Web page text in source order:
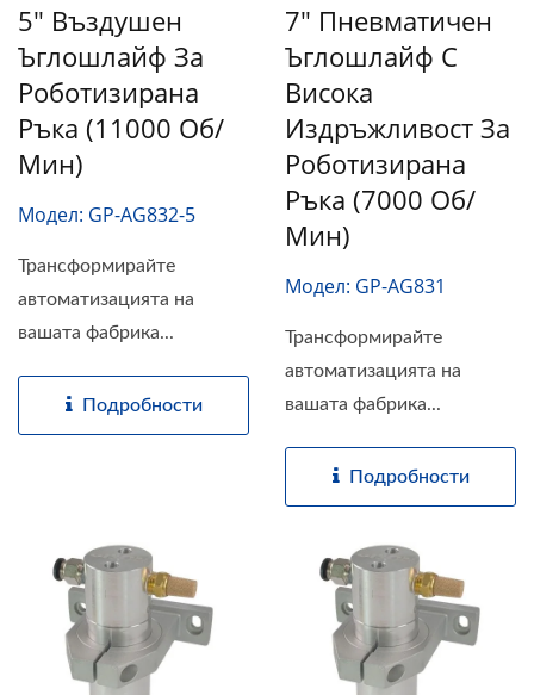
5" Въздушен
Ъглошлайф За
Роботизирана
Ръка (11000 Об/
Мин)
Модел: GP-AG832-5
Трансформирайте
автоматизацията на
вашата фабрика...
Подробности
7" Пневматичен
Ъглошлайф С
Висока
Издръжливост За
Роботизирана
Ръка (7000 Об/
Мин)
Модел: GP-AG831
Трансформирайте
автоматизацията на
вашата фабрика...
Подробности